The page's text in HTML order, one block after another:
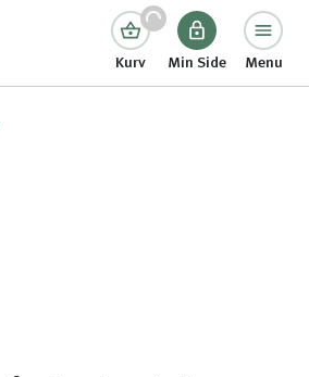
Kurv Min Side Menu